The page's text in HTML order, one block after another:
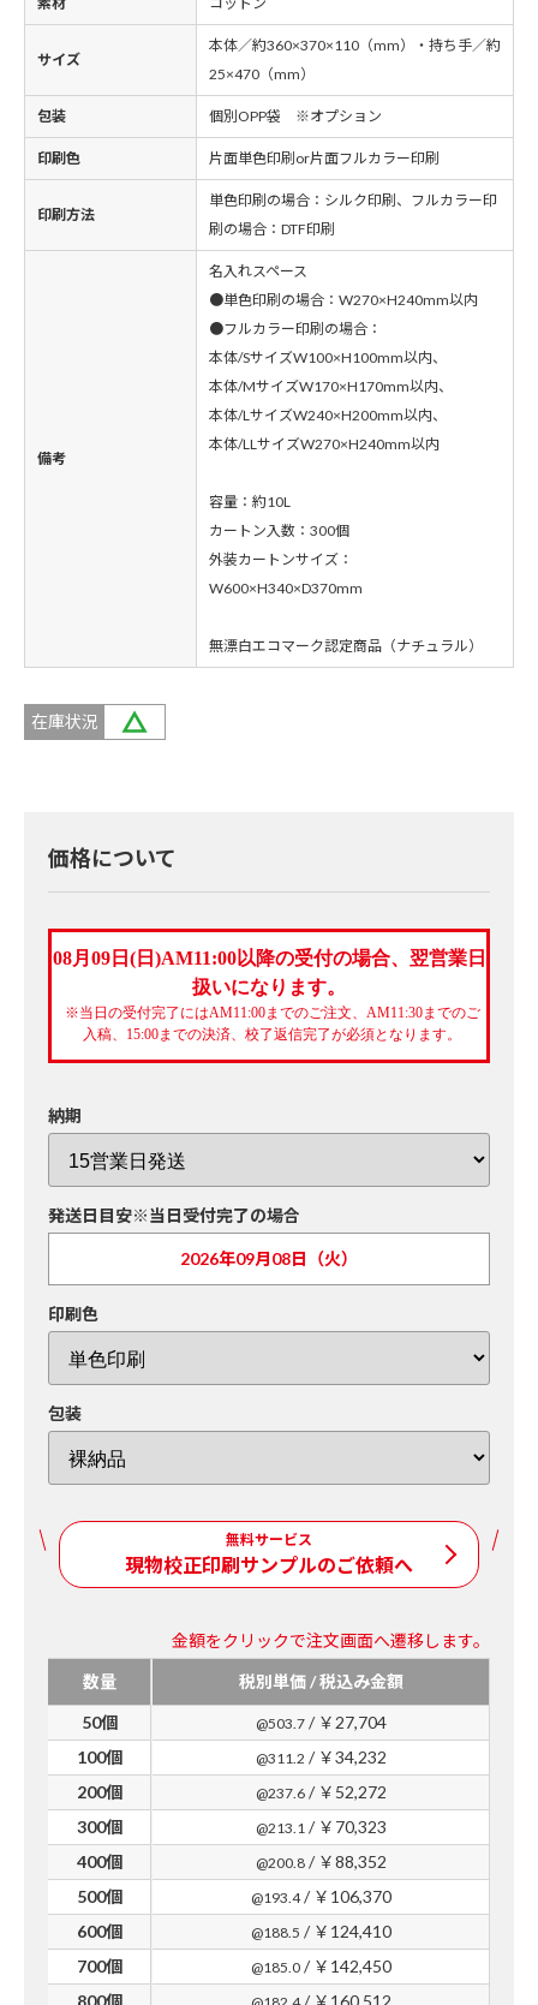
サイズ
本体／約360×370×110（mm）・持ち手／約
25×470（mm）
包装 個別OPP袋 ※オプション
印刷色 片面単色印刷or片面フルカラー印刷
印刷方法
単色印刷の場合：シルク印刷、フルカラー印
刷の場合：DTF印刷
備考
名入れスペース
●単色印刷の場合：W270×H240mm以内
●フルカラー印刷の場合：
本体/SサイズW100×H100mm以内、
本体/MサイズW170×H170mm以内、
本体/LサイズW240×H200mm以内、
本体/LLサイズW270×H240mm以内
容量：約10L
カートン入数：300個
外装カートンサイズ：
W600×H340×D370mm
無漂白エコマーク認定商品（ナチュラル）
在庫状況
価格について
08月09日(日)AM11:00以降の受付の場合、翌営業日
扱いになります。
※当日の受付完了にはAM11:00までのご注文、AM11:30までのご
入稿、15:00までの決済、校了返信完了が必須となります。
納期
発送日目安※当日受付完了の場合
2026年09月08日（火）
印刷色
包装
無料サービス
現物校正印刷サンプルのご依頼へ
金額をクリックで注文画面へ遷移します。
数量
税別単価 / 税込み金額
50個
@503.7/ ￥27,704
100個
@311.2 / ￥34,232
200個
@237.6/ ￥52,272
300個
@213.1 / ￥70,323
400個
@200.8/ ￥88,352
500個
@193.4/ ￥106,370
600個
@188.5 / ￥124,410
700個
@185.0/ ￥142,450
800個
/ ￥160,512